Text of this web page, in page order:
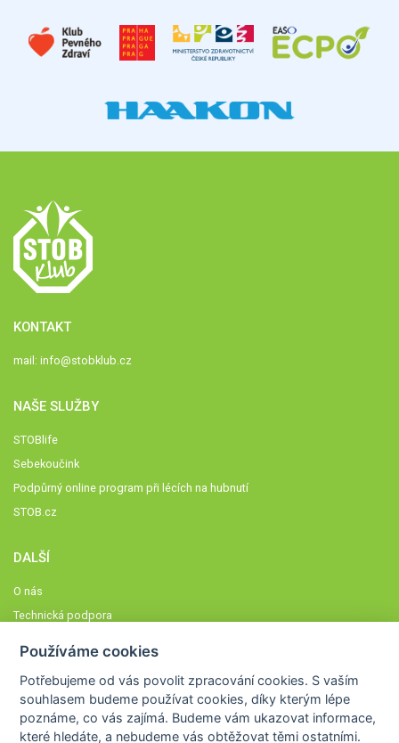
KONTAKT
mail: info@stobklub.cz
NAŠE SLUŽBY
STOBlife
Sebekoučink
Podpůrný online program při lécích na hubnutí
STOB.cz
DALŠÍ
O nás
Technická podpora
Členové STOBklubu
Zásady nakládání s osobními údaji
Otestujte se
Používáme cookies
Potřebujeme od vás povolit zpracování cookies. S vaším
souhlasem budeme používat cookies, díky kterým lépe
poznáme,co vás zajímá. Budeme vám ukazovat informace,
které hledáte, a nebudeme vás obtěžovat těmi ostatními.